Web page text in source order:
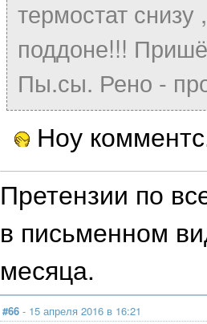
термостат
поддоне!!!
Пы.сы. Рено -
Ноу
Претензии по
в письменном
месяца.
#66 - 15 апреля 2016 в 16:21